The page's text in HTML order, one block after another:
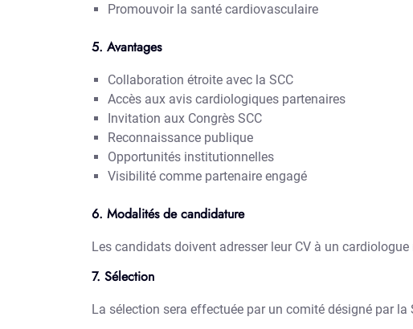
Promouvoir la santé cardiovasculaire
5. Avantages
Collaboration étroite avec la SCC
Accès aux avis cardiologiques partenaires
Invitation aux Congrès SCC
Reconnaissance publique
Opportunités institutionnelles
Visibilité comme partenaire engagé
6. Modalités de candidature
Les candidats doivent adresser leur CV à un
7. Sélection
La sélection sera effectuée par un comité désigné par la